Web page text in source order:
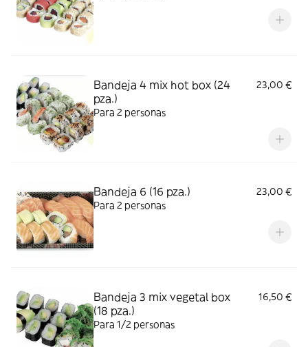
Bandeja 4 mix hot box (24
pza.)
23,00 €
Para 2 personas
Bandeja 6 (16 pza.)
23,00 €
Para 2 personas
Bandeja 3 mix vegetal box
(18 pza.)
16,50 €
Para 1/2 personas